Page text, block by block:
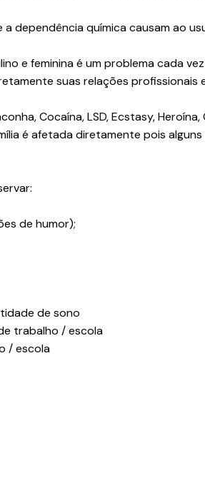
dependência química causam ao
e feminina é um problema cada
suas relações profissionais
Cocaína, LSD, Ecstasy,
é afetada diretamente pois
de humor);
de sono
trabalho / escola
/ escola